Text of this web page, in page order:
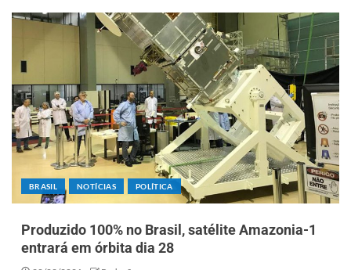
BRASIL NOTÍCIAS POLÍTICA
Produzido 100% no Brasil, satélite Amazonia-1
entrará em órbita dia 28